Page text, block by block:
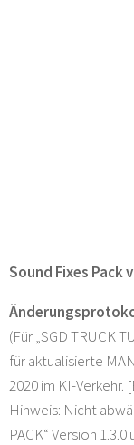
Sound Fixes Pack
(Für „SGD TRUCK
für aktualisierte
2020 im KI-Verkehr.
Hinweis: Nicht
PACK“ Version